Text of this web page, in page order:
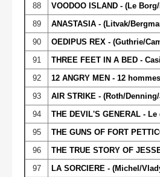
88
VOODOO ISLAND - (Le
89
ANASTASIA - (Litvak/
90
OEDIPUS REX - (Guthrie/
91
THREE FEET IN A BED -
92
12 ANGRY MEN - 12
93
AIR STRIKE - (Roth/
94
THE DEVIL'S GENERAL -
95
THE GUNS OF FORT
96
THE TRUE STORY OF
97
LA SORCIERE - (Michel/